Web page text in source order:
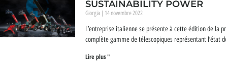
SUSTAINABILITY POWER
Giorgia 14 novembre 2022
L’entreprise italienne se présente à cette édition de la
complète gamme de télescopiques représentant l’état
Lire plus "